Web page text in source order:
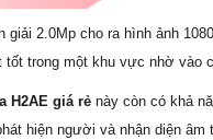
2.0Mp cho ra hình ảnh
trong một khu vực nhờ vào
H2AE giá rẻ này còn có khả
hiện người và nhận diện